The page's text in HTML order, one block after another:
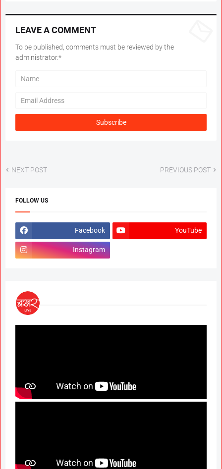
LEAVE A COMMENT
To be published, comments must be reviewed by the
administrator.*
NEXT POST PREVIOUS POST
FOLLOW US
Facebook YouTube
Instagram